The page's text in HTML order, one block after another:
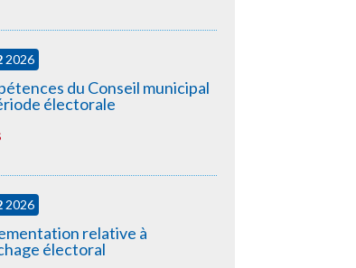
2026
du Conseil municipal
électorale
2026
relative à
électoral